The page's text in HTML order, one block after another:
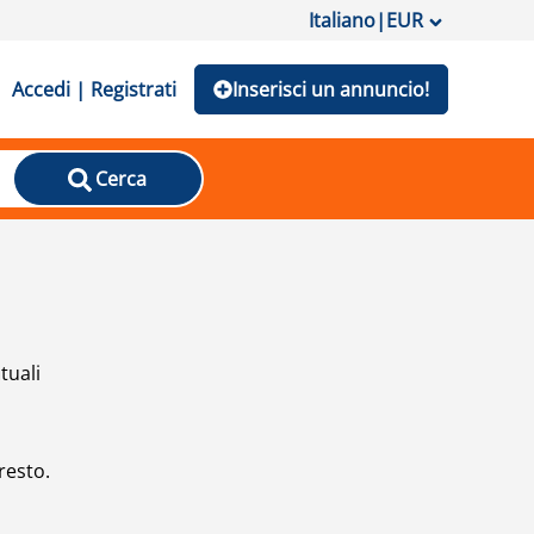
Italiano|EUR
Accedi | Registrati Inserisci un annuncio!
Cerca